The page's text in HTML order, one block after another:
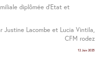
diplômée d’Etat et
Justine Lacombe et Lucia Vintila,
CFM rodez
12 Juin 2025